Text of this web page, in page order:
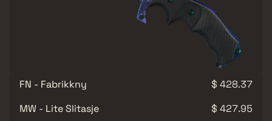
FN - Fabrikkny
$ 428.37
MW - Lite Slitasje
$ 427.95